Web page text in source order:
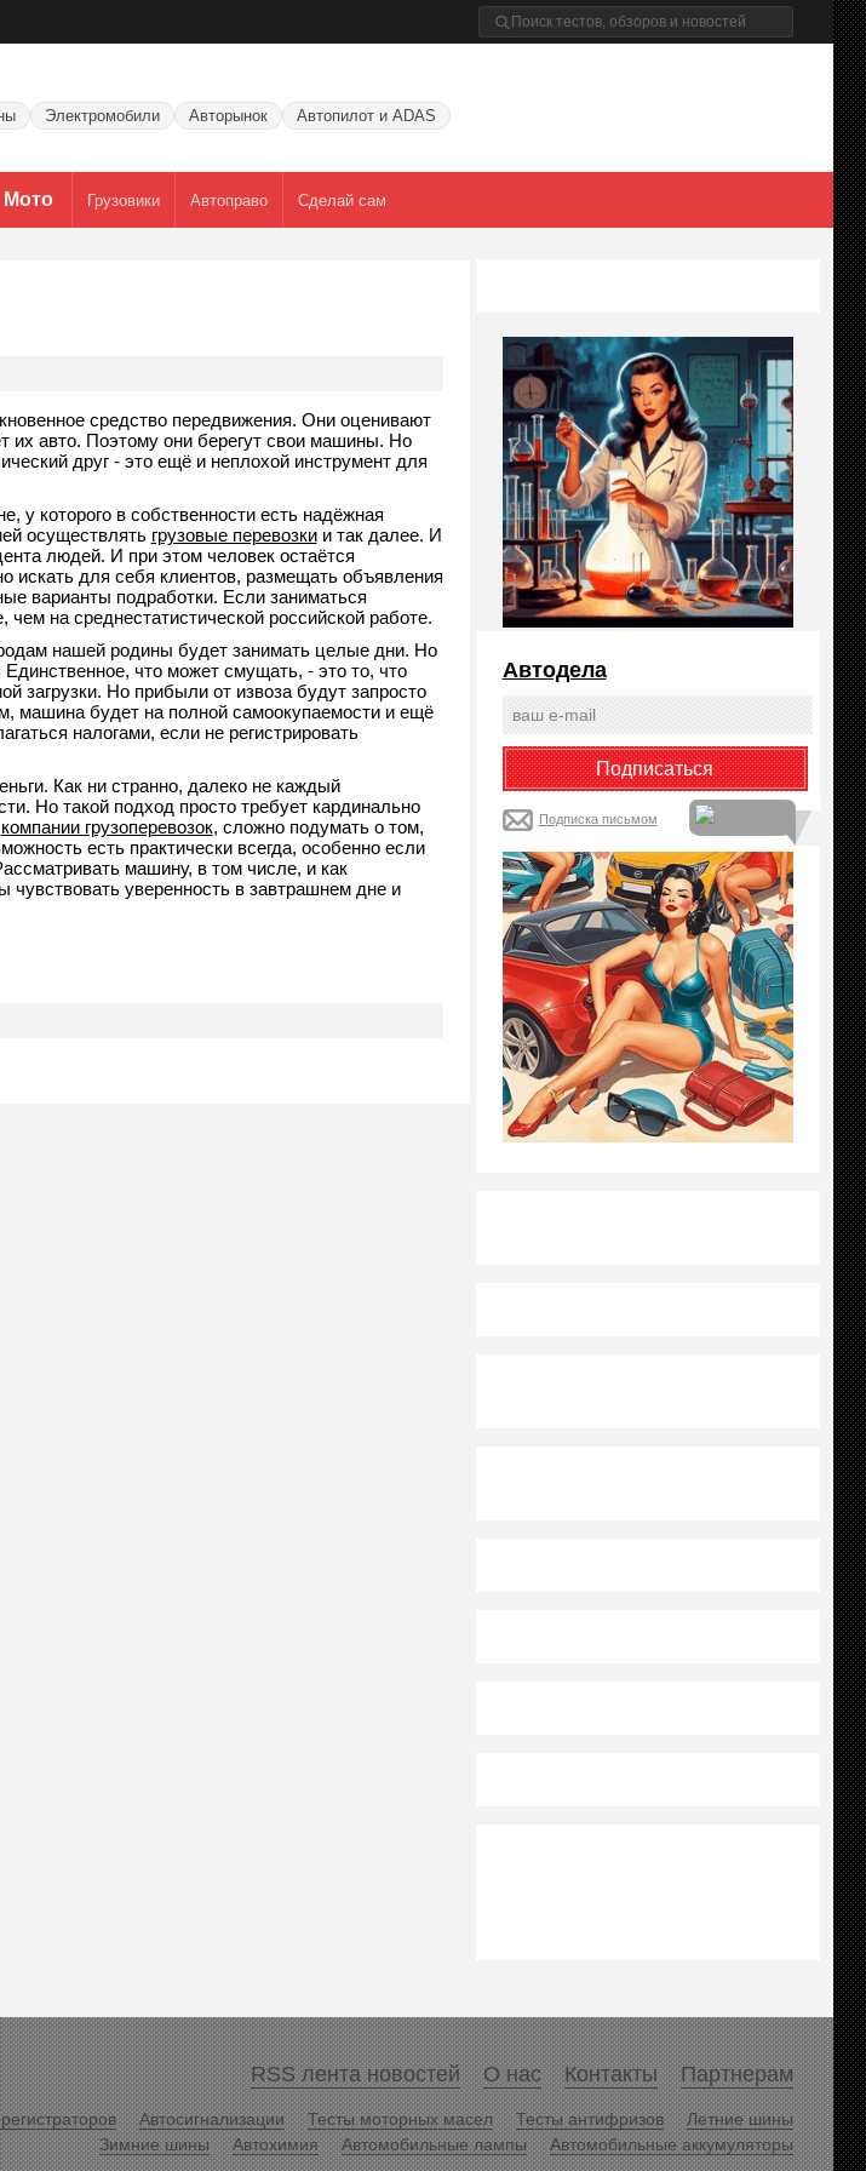
Электромобили Авторынок Автопилот и ADAS
Мото Грузовики Автоправо Сделай сам
средство передвижения. Они оценивают
их авто. Поэтому они берегут свои машины. Но
друг - это ещё и неплохой инструмент для
у которого в собственности есть надёжная
осуществлять грузовые перевозкии так далее. И
людей. И при этом человек остаётся
искать для себя клиентов, размещать объявления
варианты подработки. Если заниматься
на среднестатистической российской работе.
нашей родины будет занимать целые дни. Но
что может смущать, - это то, что
загрузки. Но прибыли от извоза будут запросто
машина будет на полной самоокупаемости и ещё
налогами, если не регистрировать
Как ни странно, далеко не каждый
Но такой подход просто требует кардинально
компании грузоперевозок, сложно подумать о том,
есть практически всегда, особенно если
машину, в том числе, и как
чувствовать уверенность в завтрашнем дне и
Автодела
Подписка письмом
RSS лента новостей О нас Контакты Партнерам
Автосигнализации Тесты моторных масел Тесты антифризов
Летние шины
Зимние шины
Автохимия Автомобильные лампы Автомобильные аккумуляторы